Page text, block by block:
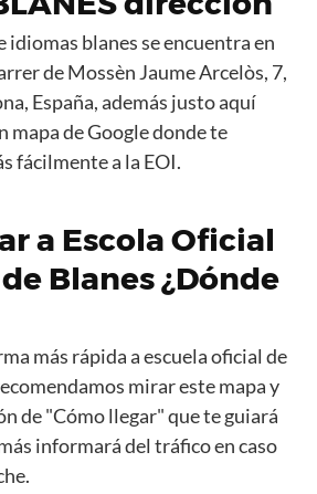
idiomas blanes se encuentra en
de Mossèn Jaume Arcelòs, 7,
España, además justo aquí
mapa de Google donde te
fácilmente a la EOI.
a Escola Oficial
Blanes ¿Dónde
más rápida a escuela oficial de
mirar este mapa y
de "Cómo llegar" que te guiará
informará del tráfico en caso